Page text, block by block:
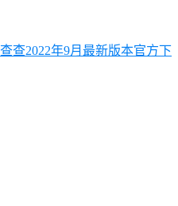
查2022年9月最新版本官方下